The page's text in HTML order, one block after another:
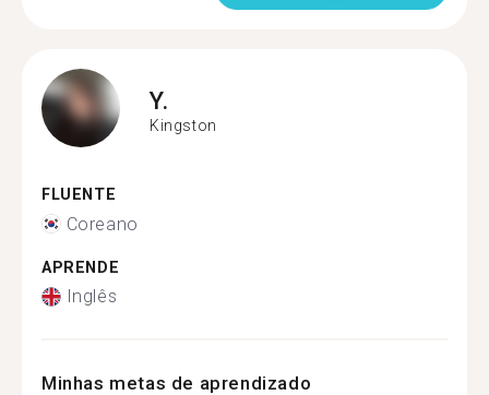
Y.
Kingston
FLUENTE
Coreano
APRENDE
Inglês
Minhas metas de aprendizado